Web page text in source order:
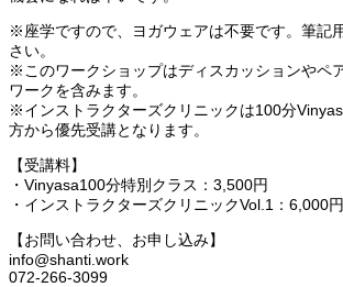
※座学ですので、ヨガウェアは不要です。筆記
さい。
※このワークショップはディスカッションやペ
ワークを含みます。
※インストラクターズクリニックは100分
方から優先受講となります。
【受講料】
・Vinyasa100分特別クラス：3,500円
・インストラクターズクリニックVol.1：6,000円
【お問い合わせ、お申し込み】
info@shanti.work
072-266-3099